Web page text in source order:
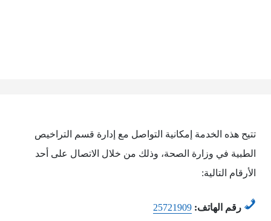
تتيح هذه الخدمة إمكانية التواصل مع إدارة قسم التراخيص
الطبية في وزارة الصحة، وذلك من خلال الاتصال على أحد
الأرقام التالية:
رقم الهاتف: 25721909